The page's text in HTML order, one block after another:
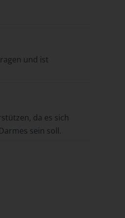
und ist
da es sich
sein soll.